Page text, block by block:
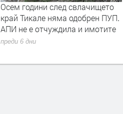
Осем години след свлачището
край Тикале няма одобрен ПУП.
АПИ не е отчуждила и имотите
преди 6 дни